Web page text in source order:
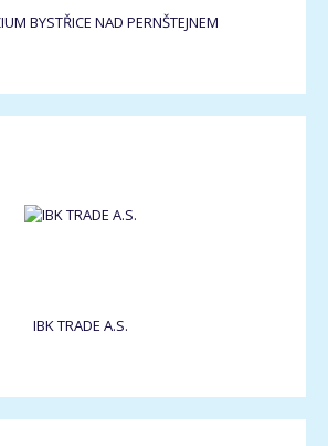
BYSTŘICE NAD PERNŠTEJNEM
IBK TRADE A.S.